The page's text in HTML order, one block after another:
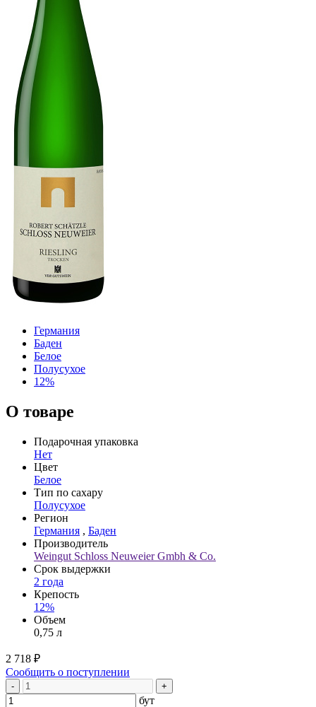
Германия
Баден
Белое
Полусухое
12%
О товаре
Подарочная упаковка
Нет
Цвет
Белое
Тип по сахару
Полусухое
Регион
Германия , Баден
Производитель
Weingut Schloss Neuweier Gmbh & Co.
Срок выдержки
2 года
Крепость
12%
Объем
0,75 л
2 718 ₽
Сообщить о поступлении
- +
бут